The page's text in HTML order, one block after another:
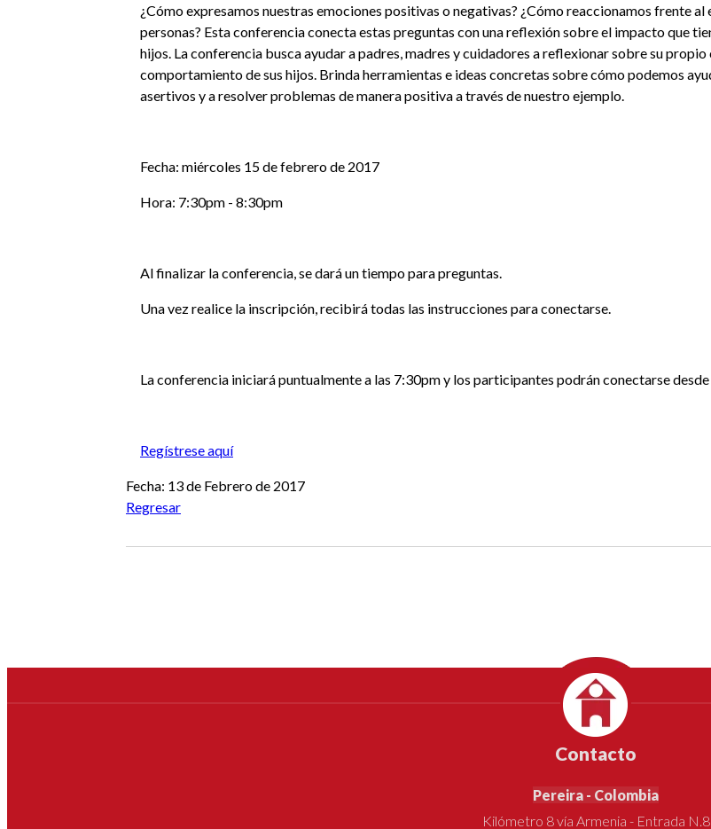
¿Cómo expresamos nuestras emociones positivas o negativas? ¿Cómo reaccionamos frente
personas? Esta conferencia conecta estas preguntas con una reflexión sobre el impacto que
hijos. La conferencia busca ayudar a padres, madres y cuidadores a reflexionar sobre su
comportamiento de sus hijos. Brinda herramientas e ideas concretas sobre cómo podemos
asertivos y a resolver problemas de manera positiva a través de nuestro ejemplo.
Fecha: miércoles 15 de febrero de 2017
Hora: 7:30pm - 8:30pm
Al finalizar la conferencia, se dará un tiempo para preguntas.
Una vez realice la inscripción, recibirá todas las instrucciones para conectarse.
La conferencia iniciará puntualmente a las 7:30pm y los participantes podrán conectarse
Regístrese aquí
Fecha: 13 de Febrero de 2017
Regresar
Contacto
Pereira - Colombia
Kilómetro 8 vía Armenia - Entrada N.8